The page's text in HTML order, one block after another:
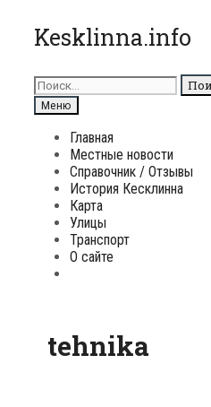
Перейти
к
Kesklinna.info
Поиск
для:
Поиск
Меню
Главная
Местные новости
Справочник / Отзывы
История Кесклинна
Карта
Улицы
Транспорт
О сайте
tehnika